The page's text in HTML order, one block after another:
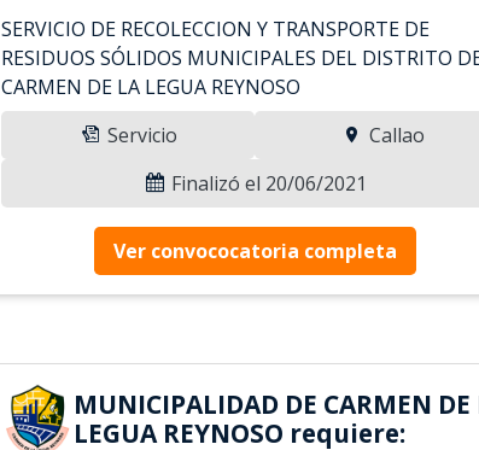
SERVICIO DE RECOLECCION Y TRANSPORTE DE
RESIDUOS SÓLIDOS MUNICIPALES DEL DISTRITO
CARMEN DE LA LEGUA REYNOSO
Servicio
Callao
Finalizó el 20/06/2021
Ver convococatoria completa
MUNICIPALIDAD DE CARMEN DE
LEGUA REYNOSO requiere: